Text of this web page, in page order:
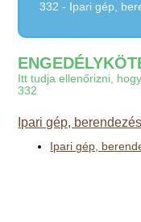
332 - Ipari gép,
Itt tudja ellenőrizni,
332
Ipari gép,
Ipari gép,